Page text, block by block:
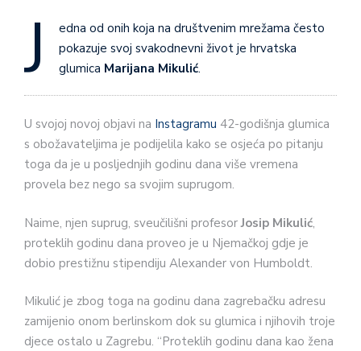
J
edna od onih koja na društvenim mrežama često
pokazuje svoj svakodnevni život je hrvatska
glumica Marijana Mikulić.
U svojoj novoj objavi na Instagramu 42-godišnja glumica
s obožavateljima je podijelila kako se osjeća po pitanju
toga da je u posljednjih godinu dana više vremena
provela bez nego sa svojim suprugom.
Naime, njen suprug, sveučilišni profesorJosip Mikulić,
proteklih godinu dana proveo je u Njemačkoj gdje je
dobio prestižnu stipendiju Alexander von Humboldt.
Mikulić je zbog toga na godinu dana zagrebačku adresu
zamijenio onom berlinskom dok su glumica i njihovih troje
djece ostalo u Zagrebu. “Proteklih godinu dana kao žena